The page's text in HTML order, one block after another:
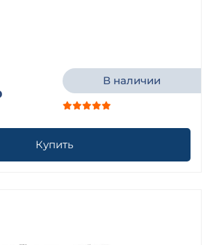
В наличии
Купить